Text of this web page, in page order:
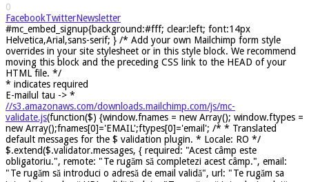
0
FacebookTwitterNewsletter
#mc_embed_signup{background:#fff; clear:left; font:14px
Helvetica,Arial,sans-serif; } /* Add your own Mailchimp form style
overrides in your site stylesheet or in this style block. We recommend
moving this block and the preceding CSS link to the HEAD of your
HTML file. */
* indicates required
E-mailul tau -> *
//s3.amazonaws.com/downloads.mailchimp.com/js/mc-
validate.js(function($) {window.fnames = new Array(); window.ftypes =
new Array();fnames[0]='EMAIL';ftypes[0]='email'; /* * Translated
default messages for the $ validation plugin. * Locale: RO */
$.extend($.validator.messages, { required: "Acest câmp este
obligatoriu.", remote: "Te rugăm să completezi acest câmp.", email:
"Te rugăm să introduci o adresă de email validă", url: "Te rugăm sa